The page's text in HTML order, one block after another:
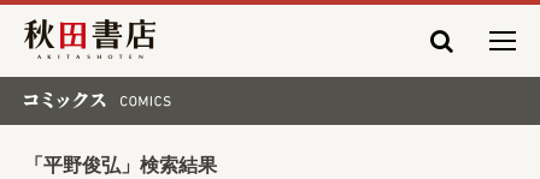
秋田書店
「平野俊弘」検索結果